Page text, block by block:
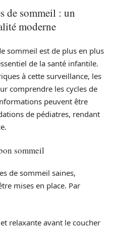
de sommeil : un
moderne
sommeil est de plus en plus
de la santé infantile.
à cette surveillance, les
comprendre les cycles de
peuvent être
de pédiatres, rendant
sommeil
de sommeil saines,
mises en place. Par
relaxante avant le coucher